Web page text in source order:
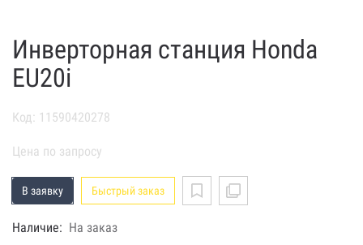
Инверторная станция Honda
EU20i
Код: 11590420278
Цена по запросу
В заявку Быстрый заказ
Наличие: На заказ